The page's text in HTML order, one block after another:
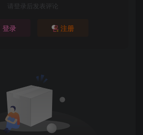
请登录后发表评论
登录 注册